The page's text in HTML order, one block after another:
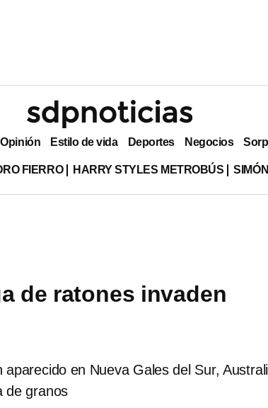
Opinión Estilo de vida Deportes Negocios
FIERRO HARRY STYLES METROBÚS
de ratones invaden
en Nueva Gales del Sur,
de granos